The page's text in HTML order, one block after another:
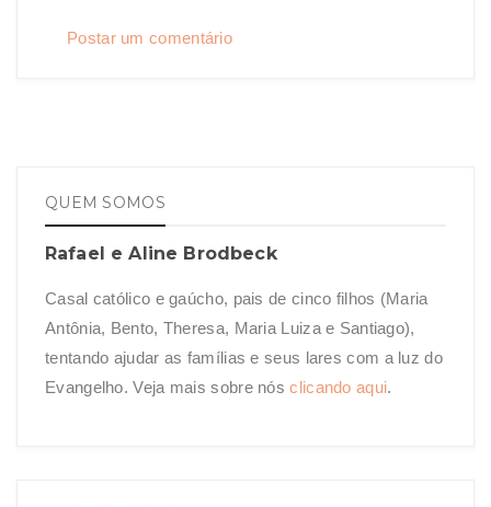
Postar um comentário
QUEM SOMOS
Rafael e Aline Brodbeck
Casal católico e gaúcho, pais de cinco filhos (Maria
Antônia, Bento, Theresa, Maria Luiza e Santiago),
tentando ajudar as famílias e seus lares com a luz do
Evangelho. Veja mais sobre nósclicando aqui.